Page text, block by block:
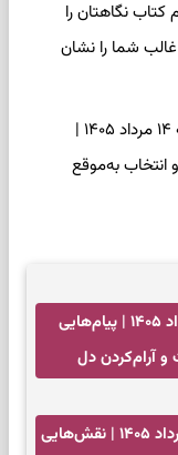
نگاهتان را
شما را نشان
فال سرنوشت امروز چهارشنبه ۱۴ مرداد ۱۴۰۵ |
انتخاب به‌موقع
فال انبیا امروز پنجشنبه ۱۵ مرداد ۱۴۰۵ | پیام‌هایی
آرام‌کردن دل
فال قهوه امروز چهارشنبه ۱۴ مرداد ۱۴۰۵ | نقش‌هایی